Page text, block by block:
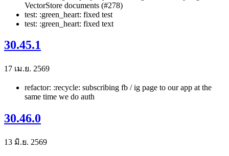
VectorStore documents (#278)
test: :green_heart: fixed test
test: :green_heart: fixed text
30.45.1
17 เม.ย. 2569
refactor: :recycle: subscribing fb / ig page to our app at the
same time we do auth
30.46.0
13 มิ.ย. 2569